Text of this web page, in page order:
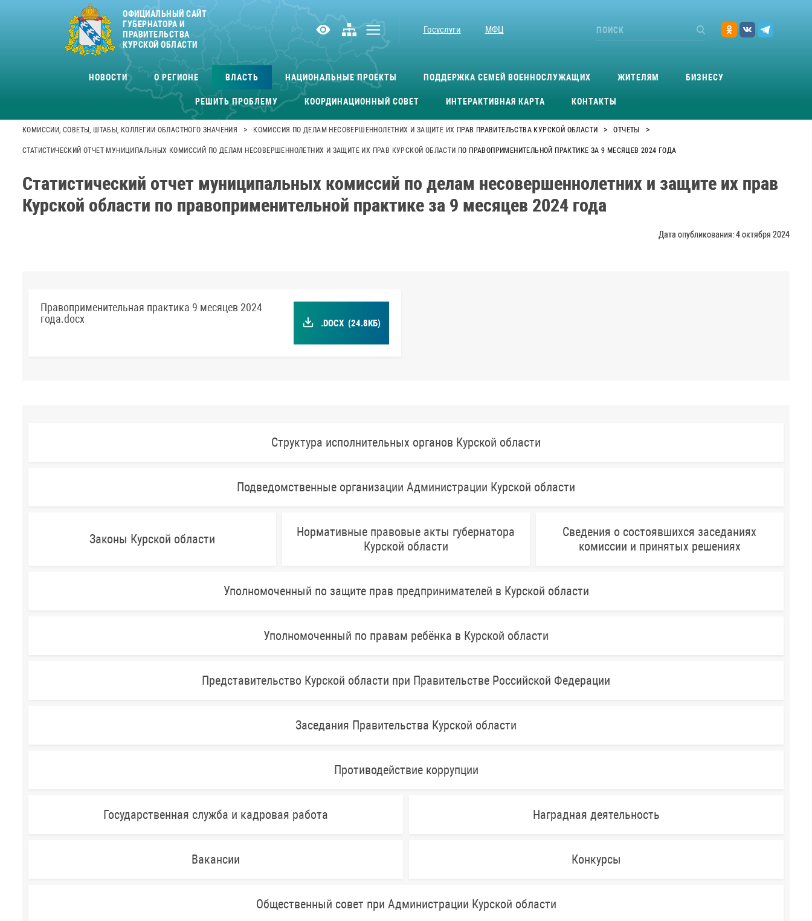
ОФИЦИАЛЬНЫЙ САЙТ
ГУБЕРНАТОРА И
ПРАВИТЕЛЬСТВА
КУРСКОЙ ОБЛАСТИ
Госуслуги МФЦ
НОВОСТИ О РЕГИОНЕ ВЛАСТЬ НАЦИОНАЛЬНЫЕ ПРОЕКТЫ ПОДДЕРЖКА СЕМЕЙ ВОЕННОСЛУЖАЩИХ ЖИТЕЛЯМ БИЗНЕСУ
РЕШИТЬ ПРОБЛЕМУ КООРДИНАЦИОННЫЙ СОВЕТ ИНТЕРАКТИВНАЯ КАРТА КОНТАКТЫ
КОМИССИИ, СОВЕТЫ, ШТАБЫ, КОЛЛЕГИИ ОБЛАСТНОГО ЗНАЧЕНИЯ > КОМИССИЯ ПО ДЕЛАМ НЕСОВЕРШЕННОЛЕТНИХ И ЗАЩИТЕ ИХ ПРАВ ПРАВИТЕЛЬСТВА КУРСКОЙ ОБЛАСТИ > ОТЧЕТЫ >
СТАТИСТИЧЕСКИЙ ОТЧЕТ МУНИЦИПАЛЬНЫХ КОМИССИЙ ПО ДЕЛАМ НЕСОВЕРШЕННОЛЕТНИХ И ЗАЩИТЕ ИХ ПРАВ КУРСКОЙ ОБЛАСТИ ПО ПРАВОПРИМЕНИТЕЛЬНОЙ ПРАКТИКЕ ЗА 9 МЕСЯЦЕВ 2024 ГОДА
Статистический отчет муниципальных комиссий по делам несовершеннолетних и защите их прав
Курской области по правоприменительной практике за 9 месяцев 2024 года
Дата опубликования: 4 октября 2024
Правоприменительная практика 9 месяцев 2024
года.docx
.DOCX (24.8КБ)
Структура исполнительных органов Курской области
Подведомственные организации Администрации Курской области
Законы Курской области
Нормативные правовые акты губернатора
Курской области
Сведения о состоявшихся заседаниях
комиссии и принятых решениях
Уполномоченный по защите прав предпринимателей в Курской области
Уполномоченный по правам ребёнка в Курской области
Представительство Курской области при Правительстве Российской Федерации
Заседания Правительства Курской области
Противодействие коррупции
Государственная служба и кадровая работа Наградная деятельность
Вакансии Конкурсы
Общественный совет при Администрации Курской области